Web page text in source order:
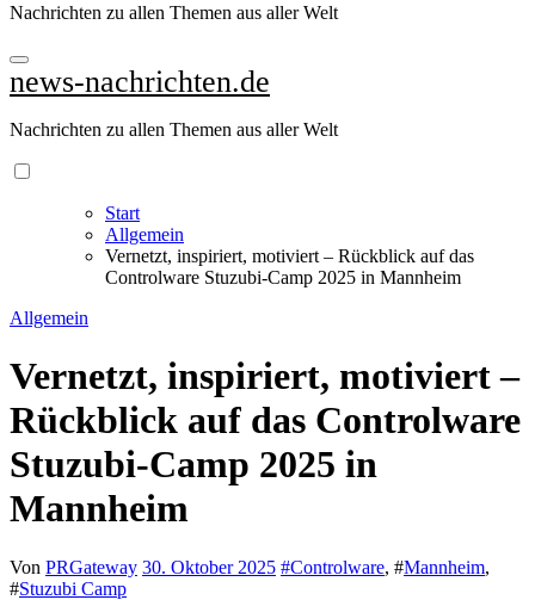
Nachrichten zu allen Themen aus aller Welt
news-nachrichten.de
Nachrichten zu allen Themen aus aller Welt
Start
Allgemein
Vernetzt, inspiriert, motiviert – Rückblick auf das
Controlware Stuzubi-Camp 2025 in Mannheim
Allgemein
Vernetzt, inspiriert, motiviert –
Rückblick auf das Controlware
Stuzubi-Camp 2025 in
Mannheim
Von PRGateway 30. Oktober 2025 #Controlware, #Mannheim,
#Stuzubi Camp